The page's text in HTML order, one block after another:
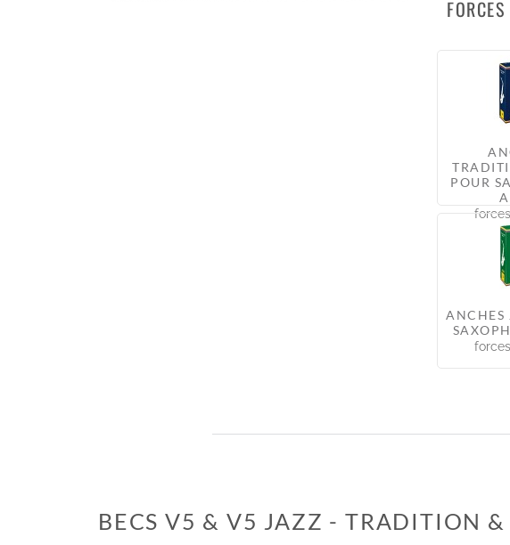
POUR
ANCHES
forces
BECS V5 & V5 JAZZ - TRADITION &